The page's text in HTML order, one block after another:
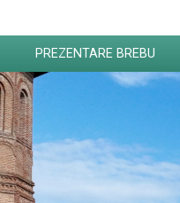
PREZENTARE BREBU